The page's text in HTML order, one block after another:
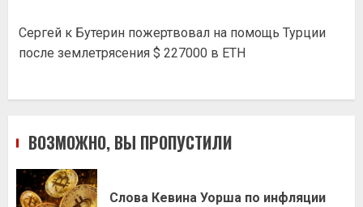
Сергей к Бутерин пожертвовал на помощь Турции
после землетрясения $ 227000 в ETH
ВОЗМОЖНО, ВЫ ПРОПУСТИЛИ
Слова Кевина Уорша по инфляции